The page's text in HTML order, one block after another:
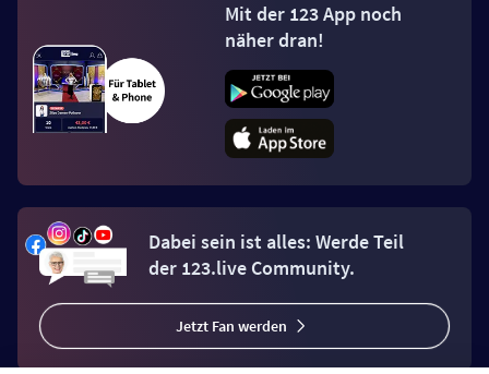
Mit der 123 App noch
näher dran!
Dabei sein ist alles: Werde Teil
der 123.live Community.
Jetzt Fan werden